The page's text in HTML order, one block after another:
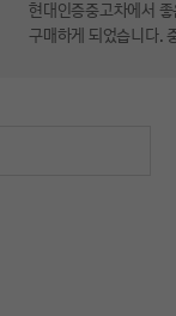
현대인증중고차에서
구매하게 되었습니다.